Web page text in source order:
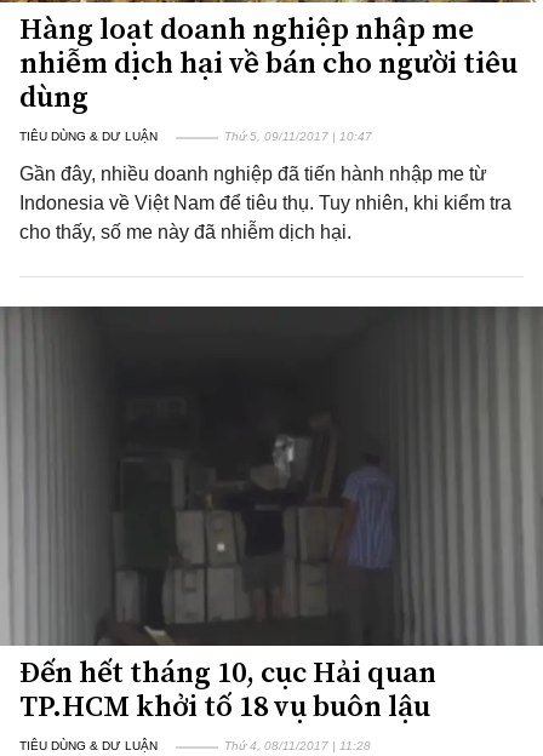
Hàng loạt doanh nghiệp nhập me
nhiễm dịch hại về bán cho người tiêu
dùng
TIÊU DÙNG & DƯ LUẬN Thứ 5, 09/11/2017 | 10:47
Gần đây, nhiều doanh nghiệp đã tiến hành nhập me từ
Indonesia về Việt Nam để tiêu thụ. Tuy nhiên, khi kiểm tra
cho thấy, số me này đã nhiễm dịch hại.
Đến hết tháng 10, cục Hải quan
TP.HCM khởi tố 18 vụ buôn lậu
TIÊU DÙNG & DƯ LUẬN Thứ 4, 08/11/2017 | 11:28